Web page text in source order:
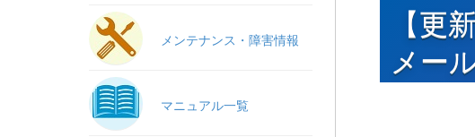
メンテナンス・障害情報
マニュアル一覧
【更
メー